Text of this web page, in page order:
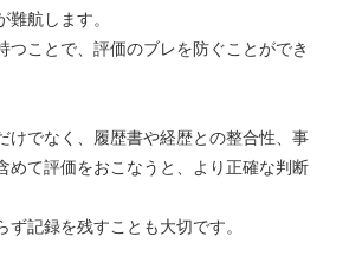
難航します。
つことで、評価のブレを防ぐことができ
けでなく、履歴書や経歴との整合性、事
めて評価をおこなうと、より正確な判断
ず記録を残すことも大切です。